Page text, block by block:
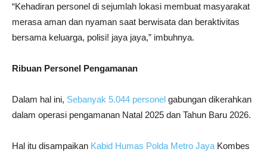
“Kehadiran personel di sejumlah lokasi membuat masyarakat
merasa aman dan nyaman saat berwisata dan beraktivitas
bersama keluarga, polisi! jaya jaya,” imbuhnya.
Ribuan Personel Pengamanan
Dalam hal ini, Sebanyak 5.044 personel gabungan dikerahkan
dalam operasi pengamanan Natal 2025 dan Tahun Baru 2026.
Hal itu disampaikan Kabid Humas Polda Metro Jaya Kombes